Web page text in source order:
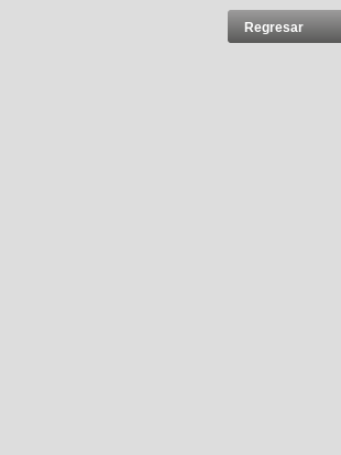
Regresar